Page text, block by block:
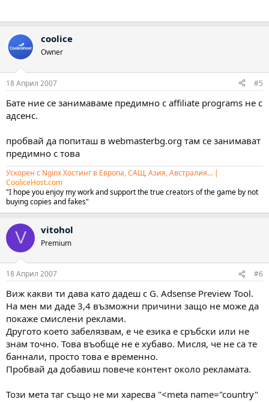
coolice
Owner
18 Април 2007 #5
Бате ние се занимаваме предимно с affiliate programs не с
адсенс.
пробвай да попиташ в webmasterbg.org там се занимават
предимно с това
Ускорен с Nginx Хостинг в Европа, САЩ, Азия, Австралия... |
CooliceHost.com
"I hope you enjoy my work and support the true creators of the game by not
buying copies and fakes"
V vitohol
Premium
18 Април 2007 #6
Виж какви ти дава като дадеш с G. Adsense Preview Tool.
На мен ми даде 3,4 възможни причини защо не може да
покаже смислени реклами.
Другото което забелязвам, е че езика е сръбски или не
знам точно. Това въобще не е хубаво. Мисля, че не са те
баннали, просто това е временно.
Пробвай да добавиш повече контент около рекламата.
Този мета таг също не ми харесва "<meta name="country"